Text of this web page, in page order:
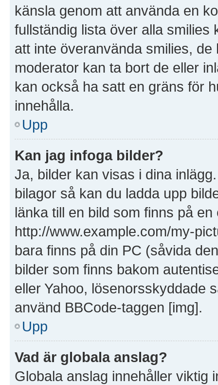
känsla genom att använda en
fullständig lista över alla
att inte överanvända smilies,
moderator kan ta bort de eller
kan också ha satt en gräns för
innehålla.
Upp
Kan jag infoga bilder?
Ja, bilder kan visas i dina
bilagor så kan du ladda upp
länka till en bild som finns på
http://www.example.com/my-
bara finns på din PC (såvida
bilder som finns bakom
eller Yahoo, lösenorsskyddade
använd BBCode-taggen [img].
Upp
Vad är globala anslag?
Globala anslag innehåller viktig